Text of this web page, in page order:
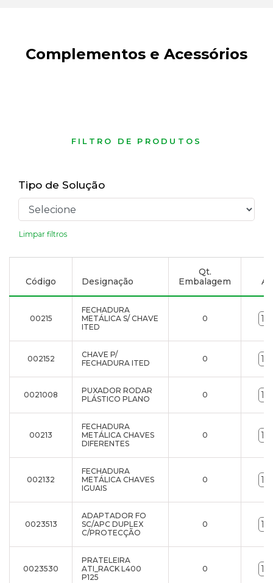
Complementos e Acessórios
FILTRO DE PRODUTOS
Tipo de Solução
Limpar filtros
Código Designação
Qt.
Embalagem
00215
FECHADURA
METÁLICA S/ CHAVE
ITED
0
002152
CHAVE P/
FECHADURA ITED
0
0021008
PUXADOR RODAR
PLÁSTICO PLANO
0
00213
FECHADURA
METÁLICA CHAVES
DIFERENTES
0
002132
FECHADURA
METÁLICA CHAVES
IGUAIS
0
0023513
ADAPTADOR FO
SC/APC DUPLEX
C/PROTECÇÃO
0
0023530
PRATELEIRA
ATI_RACK L400
P125
0